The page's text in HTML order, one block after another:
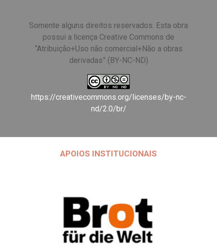
Somente alguns direitos reservados. Esta obra
possui a licença Creative Commons de
“Atribuição+Uso não comercial+Não a obras
derivadas” (BY-NC-ND)
https://creativecommons.org/licenses/by-nc-
nd/2.0/br/
APOIOS INSTITUCIONAIS